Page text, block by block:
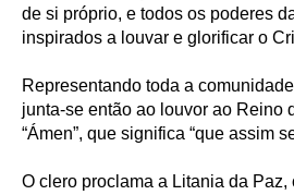
de si próprio, e todos os poderes
inspirados a louvar e glorificar o
Representando toda a
junta-se então ao louvor ao Reino
“Ámen”, que significa “que assim
O clero proclama a Litania da